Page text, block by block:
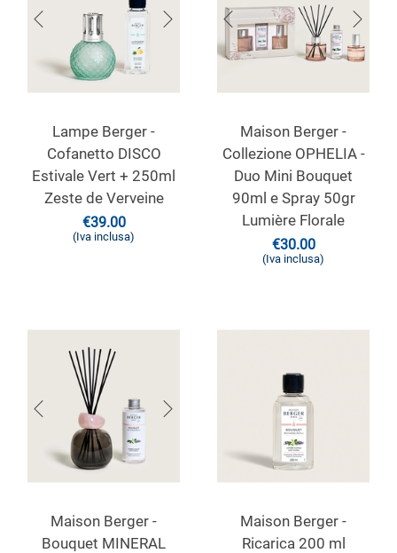
Lampe Berger -
Cofanetto DISCO
Estivale Vert + 250ml
Zeste de Verveine
€39.00
(Iva inclusa)
Maison Berger -
Collezione OPHELIA -
Duo Mini Bouquet
90ml e Spray 50gr
Lumière Florale
€30.00
(Iva inclusa)
Maison Berger -
Bouquet MINERAL
Maison Berger -
Ricarica 200 ml